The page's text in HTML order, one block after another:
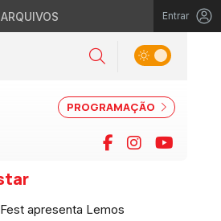
Entrar
Pesquisar
Alternar tema
PROGRAMAÇÃO
Facebook
Instagram
apresenta Lemos